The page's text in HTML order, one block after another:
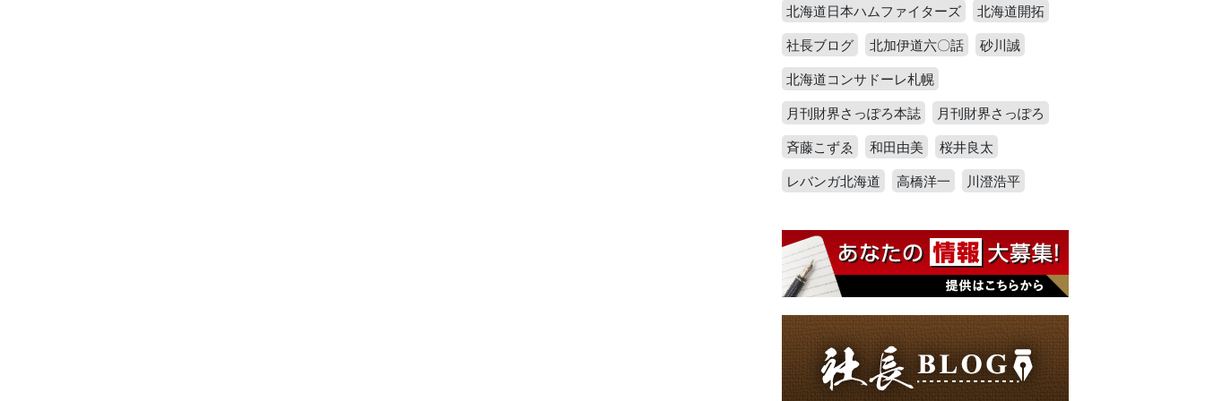
北海道日本ハムファイターズ
北海道開拓
社長ブログ
北加伊道六〇話
砂川誠
北海道コンサドーレ札幌
月刊財界さっぽろ本誌
月刊財界さっぽろ
斉藤こずゑ
和田由美
桜井良太
レバンガ北海道
高橋洋一 川澄浩平